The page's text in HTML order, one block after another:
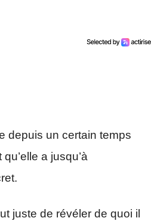
depuis un certain temps
a jusqu’à
juste de révéler de quoi il